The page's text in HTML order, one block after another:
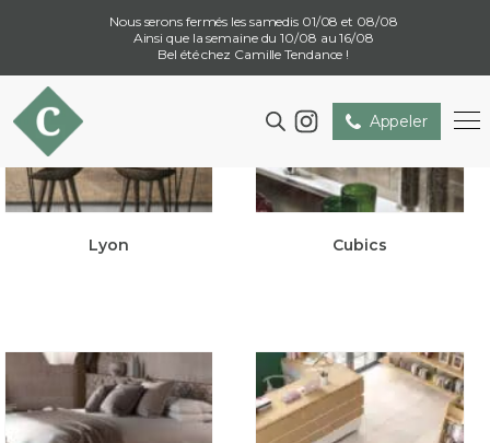
Nous serons fermés les samedis 01/08 et 08/08
Ainsi que la semaine du 10/08 au 16/08
Bel été chez Camille Tendance !
Appeler
Lyon Cubics